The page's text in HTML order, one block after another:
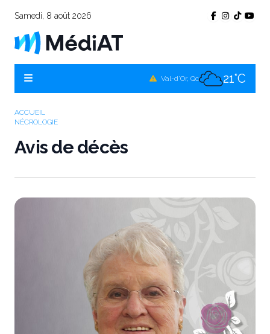
Samedi, 8 août 2026
Val-d'Or, Qc 21°C
ACCUEIL
NÉCROLOGIE
Avis de décès